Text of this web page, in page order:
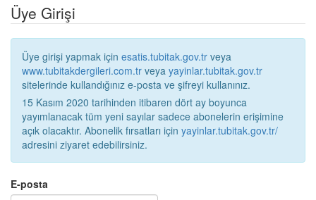
Üye Girişi
Üye girişi yapmak için esatis.tubitak.gov.tr veya
www.tubitakdergileri.com.tr veya yayinlar.tubitak.gov.tr
sitelerinde kullandığınız e-posta ve şifreyi kullanınız.
15 Kasım 2020 tarihinden itibaren dört ay boyunca
yayımlanacak tüm yeni sayılar sadece abonelerin erişimine
açık olacaktır. Abonelik fırsatları için yayinlar.tubitak.gov.tr/
adresini ziyaret edebilirsiniz.
E-posta